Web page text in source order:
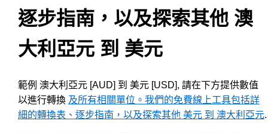
逐步指南，以及探索其他 澳
大利亞元 到 美元
範例 澳大利亞元 [AUD] 到 美元 [USD], 請在下方提供數值
以進行轉換 及所有相關單位。我們的免費線上工具包括詳
細的轉換表、逐步指南，以及探索其他 美元 到 澳大利亞元.